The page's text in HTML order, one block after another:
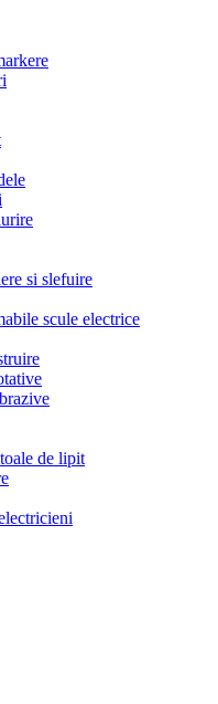
si slefuire
scule electrice
de lipit